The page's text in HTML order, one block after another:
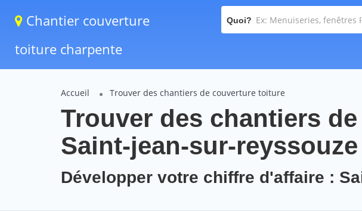
Chantier couverture
toiture charpente
Quoi?
Accueil Trouver des chantiers de couverture toiture
Trouver des chantiers
Saint-jean-sur-reyssouze
Développer votre chiffre d'affaire :